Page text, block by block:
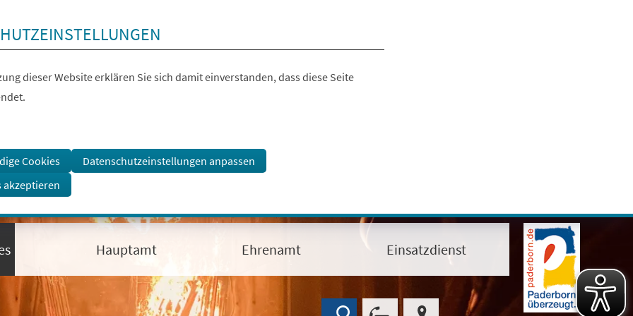
dieser Website erklären Sie sich damit einverstanden, dass diese Seite
Cookies
Datenschutzeinstellungen anpassen
akzeptieren
Hauptamt Ehrenamt Einsatzdienst